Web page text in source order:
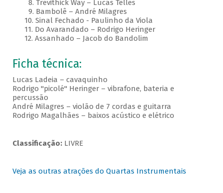
8. Trevithick Way – Lucas Telles
9. Bambolê – André Milagres
10. Sinal Fechado - Paulinho da Viola
11. Do Avarandado – Rodrigo Heringer
12. Assanhado – Jacob do Bandolim
Ficha técnica:
Lucas Ladeia – cavaquinho
Rodrigo "picolé" Heringer – vibrafone, bateria e
percussão
André Milagres – violão de 7 cordas e guitarra
Rodrigo Magalhães – baixos acústico e elétrico
Classificação:LIVRE
Veja as outras atrações do Quartas Instrumentais